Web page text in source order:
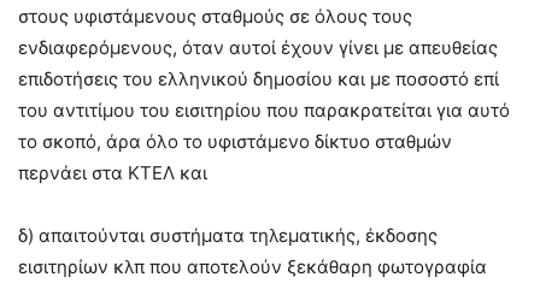
στους υφιστάμενους σταθμούς σε όλους τους
ενδιαφερόμενους, όταν αυτοί έχουν γίνει με απευθείας
επιδοτήσεις του ελληνικού δημοσίου και με ποσοστό επί
του αντιτίμου του εισιτηρίου που παρακρατείται για αυτό
το σκοπό, άρα όλο το υφιστάμενο δίκτυο σταθμών
περνάει στα ΚΤΕΛ και
δ) απαιτούνται συστήματα τηλεματικής, έκδοσης
εισιτηρίων κλπ που αποτελούν ξεκάθαρη φωτογραφία